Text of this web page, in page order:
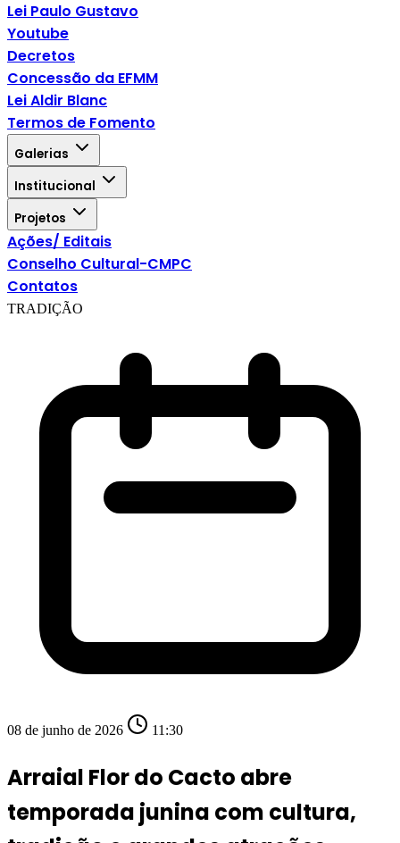
Lei Paulo Gustavo
Youtube
Decretos
Concessão da EFMM
Lei Aldir Blanc
Termos de Fomento
Galerias
Institucional
Projetos
Ações/ Editais
Conselho Cultural-CMPC
Contatos
TRADIÇÃO
08 de junho de 2026 11:30
Arraial Flor do Cacto abre
temporada junina com cultura,